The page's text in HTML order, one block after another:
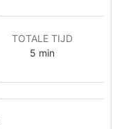
TOTALE TIJD
5minuten
min